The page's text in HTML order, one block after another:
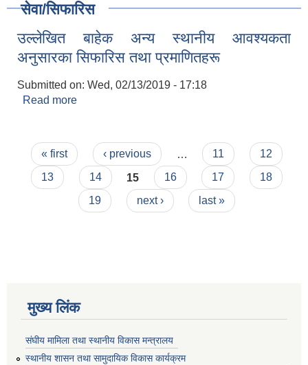
सेवा/सिफारिस
उल्लेखित बाहेक अन्य स्थानीय आवश्यकता
अनुसारका सिफारिस तथा प्रमाणितहरू
Submitted on: Wed, 02/13/2019 - 17:18
Read more
Pages
« first ‹ previous 11
12
13
14 15 16 17
18
19
next › last »
मुख्य लिंक
संघीय मामिला तथा स्थानीय विकास मन्त्रालय
स्थानीय शासन तथा सामुदायिक विकास कार्यक्रम